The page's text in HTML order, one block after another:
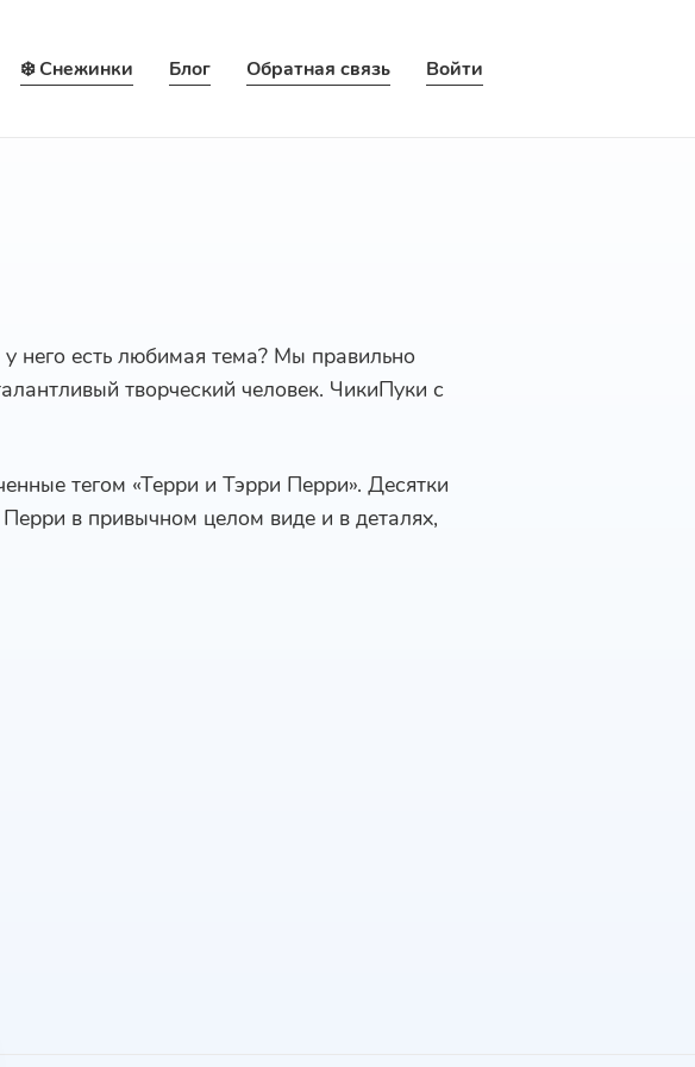
❄️ Снежинки Блог Обратная связь Войти
него есть любимая тема? Мы правильно
творческий человек. ЧикиПуки с
тегом «Терри и Тэрри Перри». Десятки
в привычном целом виде и в деталях,